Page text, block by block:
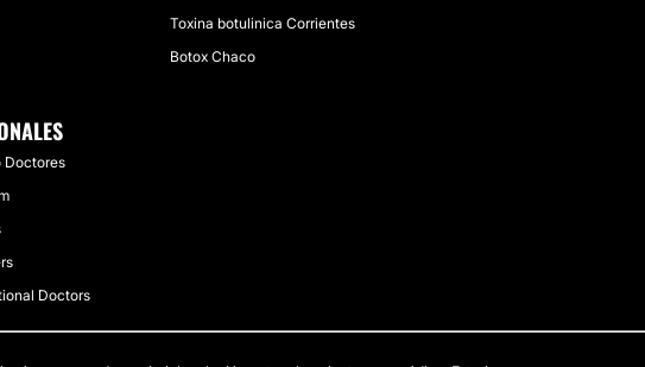
Toxina botulinica Corrientes
Botox Chaco
Doctores
Doctors